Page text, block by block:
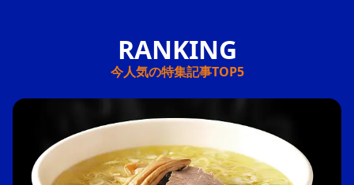
今人気の特集記事TOP5